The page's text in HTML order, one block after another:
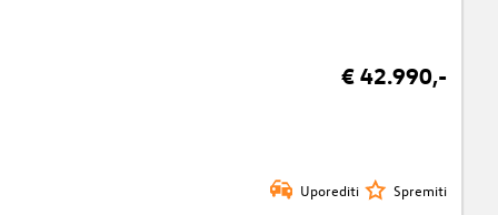
€ 42.990,-
Uporediti Spremiti